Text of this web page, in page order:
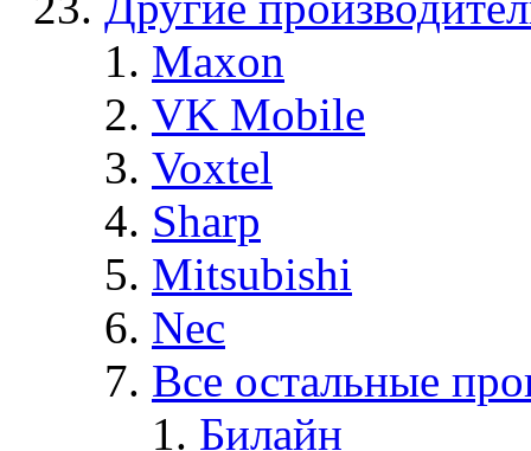
Maxon
VK Mobile
Voxtel
Sharp
Mitsubishi
Nec
Все остальные
Билайн